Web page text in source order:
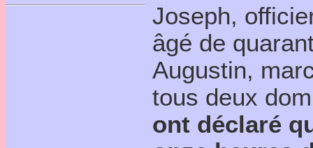
Joseph,
âgé de
Augustin,
tous deux
ont déclaré